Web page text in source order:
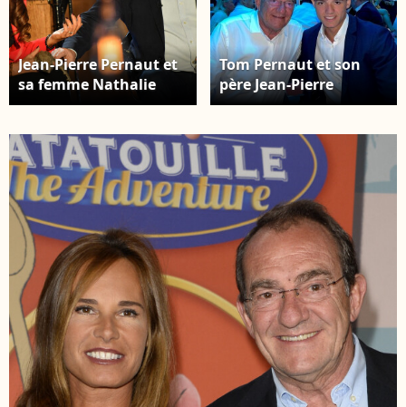
Jean-Pierre Pernaut et
sa femme Nathalie
Marquay - Jean-Pierre
Nathalie Marquay lors
de l'enregistrement de
l'émission "Animaux
Stars" le 23 novembre
2021, qui sera diffusée
le 5 février 2022 sur la
chaine Animaux.
L'ancien présentateur
du journal de 13h vient
de révéler d'être
atteint d'un cancer du
poumon ©
Veeren/Bestimage
Tom Pernaut et son
père Jean-Pierre
Pernaut